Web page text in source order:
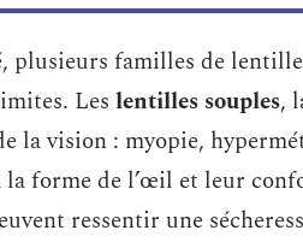
plusieurs familles de
Les lentilles souples,
la vision : myopie,
la forme de l’œil et leur
ressentir une